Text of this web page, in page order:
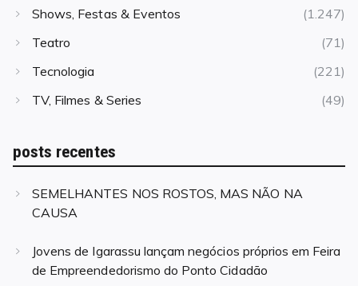
Shows, Festas & Eventos
(1.247)
Teatro
(71)
Tecnologia
(221)
TV, Filmes & Series
(49)
posts recentes
SEMELHANTES NOS ROSTOS, MAS NÃO NA
CAUSA
Jovens de Igarassu lançam negócios próprios em Feira
de Empreendedorismo do Ponto Cidadão